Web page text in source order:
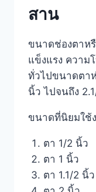
สาน
ขนาดช่องตาห
แข็งแรง ความ
ทั่วไปขนาดตา
นิ้ว ไปจนถึง
ขนาดที่นิยมใช้
ตา 1/2 นิ้ว
ตา 1 นิ้ว
ตา 1.1/2 นิ้ว